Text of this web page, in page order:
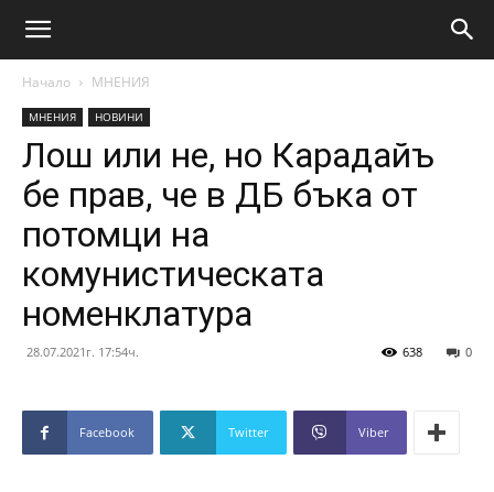
Начало МНЕНИЯ
МНЕНИЯ НОВИНИ
Лош или не, но Карадайъ
бе прав, че в ДБ бъка от
потомци на
комунистическата
номенклатура
28.07.2021г. 17:54ч. 0
638
Facebook Twitter Viber